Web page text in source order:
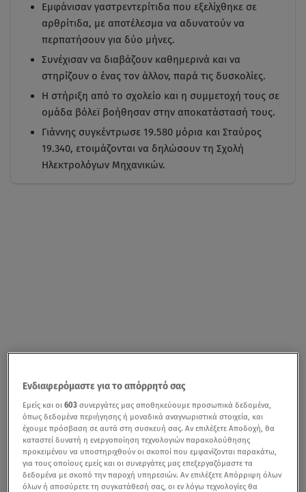
Εμφάνισαν γαστρεντερίτιδα που εξελίχθηκε σε
αρθρίτιδα, με αποτέλεσμα να αδυνατούν να
περπατήσουν για δύο μήνες.
Συνέχισαν να διαβάζουν καθημερινά και να
στηρίζουν ο ένας τον άλλον, παρά τις δυσκολίες.
Η στήριξη από το σχολείο και η συμμετοχή τους σε
ομάδα βόλεϊ βοήθησαν στην αποκατάστασή τους.
Γιάννης συγκέντρωσε 19.580 μόρια και Σταύρος
19.340, ετοιμάζονται να δηλώσουν τη Σχολή
Ηλεκτρολόγων Μηχανικών.
Ενδιαφερόμαστε για το απόρρητό σας
Εμείς και οι603 συνεργάτες μας αποθηκεύουμε προσωπικά δεδομένα,
όπως δεδομένα περιήγησης ή μοναδικά αναγνωριστικά στοιχεία, και
έχουμε πρόσβαση σε αυτά στη συσκευή σας. Αν επιλέξετε Αποδοχή, θα
καταστεί δυνατή η ενεργοποίηση τεχνολογιών παρακολούθησης
προκειμένου να υποστηριχθούν οι σκοποί που εμφανίζονται παρακάτω,
για τους οποίους εμείς και οι συνεργάτες μας επεξεργαζόμαστε τα
δεδομένα με σκοπό την παροχή υπηρεσιών. Αν επιλέξετε Απόρριψη όλων
όλων ή αποσύρετε τη συγκατάθεσή σας, οι εν λόγω τεχνολογίες θα